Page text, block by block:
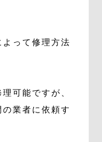
って修理方法
可能ですが、
業者に依頼す